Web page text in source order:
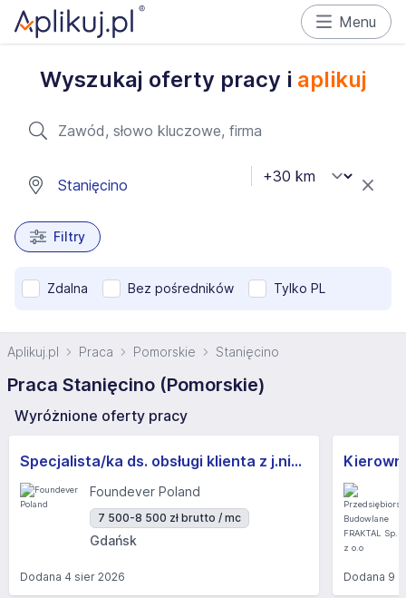
Menu
Wyszukaj oferty pracy i aplikuj
Filtry
Zdalna Bez pośredników Tylko PL
Aplikuj.pl Praca Pomorskie Stanięcino
Praca Stanięcino (Pomorskie)
Wyróżnione oferty pracy
Specjalista/ka ds. obsługi klienta z j.niemieckim
Foundever Poland
7 500-8 500 zł brutto / mc
Gdańsk
Dodana 4 sier 2026 Dodana 9